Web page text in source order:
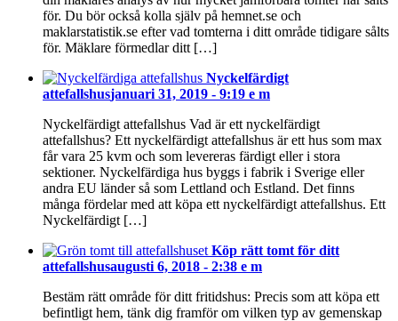
för. Du bör också kolla själv på hemnet.se och
maklarstatistik.se efter vad tomterna i ditt område tidigare sålts
för. Mäklare förmedlar ditt […]
Nyckelfärdigt
attefallshusjanuari 31, 2019 - 9:19 e m
Nyckelfärdigt attefallshus Vad är ett nyckelfärdigt
attefallshus? Ett nyckelfärdigt attefallshus är ett hus som max
får vara 25 kvm och som levereras färdigt eller i stora
sektioner. Nyckelfärdiga hus byggs i fabrik i Sverige eller
andra EU länder så som Lettland och Estland. Det finns
många fördelar med att köpa ett nyckelfärdigt attefallshus. Ett
Nyckelfärdigt […]
Köp rätt tomt för ditt
attefallshusaugusti 6, 2018 - 2:38 e m
Bestäm rätt område för ditt fritidshus: Precis som att köpa ett
befintligt hem, tänk dig framför om vilken typ av gemenskap